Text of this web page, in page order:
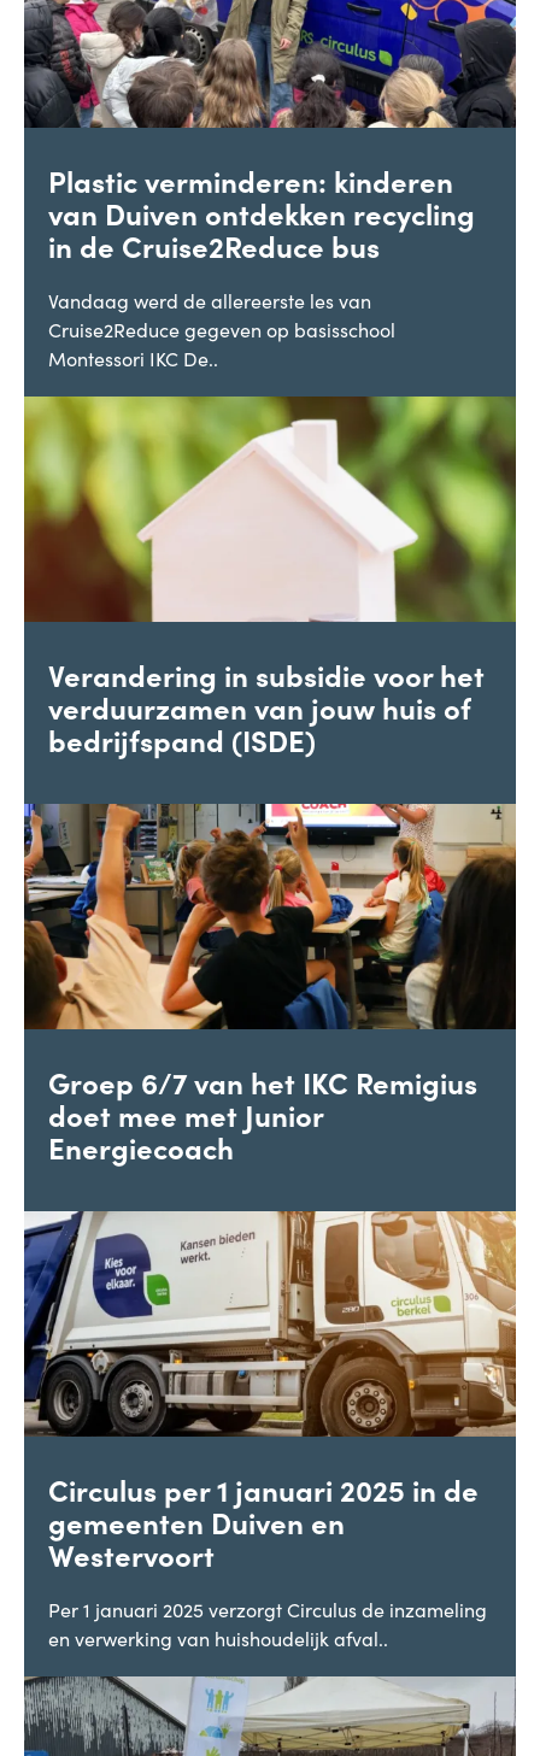
Plastic verminderen: kinderen
van Duiven ontdekken recycling
in de Cruise2Reduce bus
Vandaag werd de allereerste les van
Cruise2Reduce gegeven op basisschool
Montessori IKC De..
Verandering in subsidie voor het
verduurzamen van jouw huis of
bedrijfspand (ISDE)
Groep 6/7 van het IKC Remigius
doet mee met Junior
Energiecoach
Circulus per 1 januari 2025 in de
gemeenten Duiven en
Westervoort
Per 1 januari 2025 verzorgt Circulus de inzameling
en verwerking van huishoudelijk afval..